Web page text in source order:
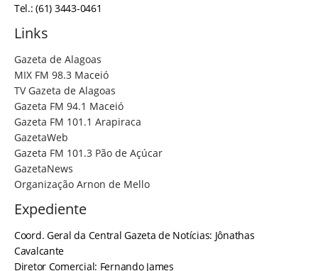
Tel.: (61) 3443-0461
Links
Gazeta de Alagoas
MIX FM 98.3 Maceió
TV Gazeta de Alagoas
Gazeta FM 94.1 Maceió
Gazeta FM 101.1 Arapiraca
GazetaWeb
Gazeta FM 101.3 Pão de Açúcar
GazetaNews
Organização Arnon de Mello
Expediente
Coord. Geral da Central Gazeta de Notícias: Jônathas
Cavalcante
Diretor Comercial: Fernando James